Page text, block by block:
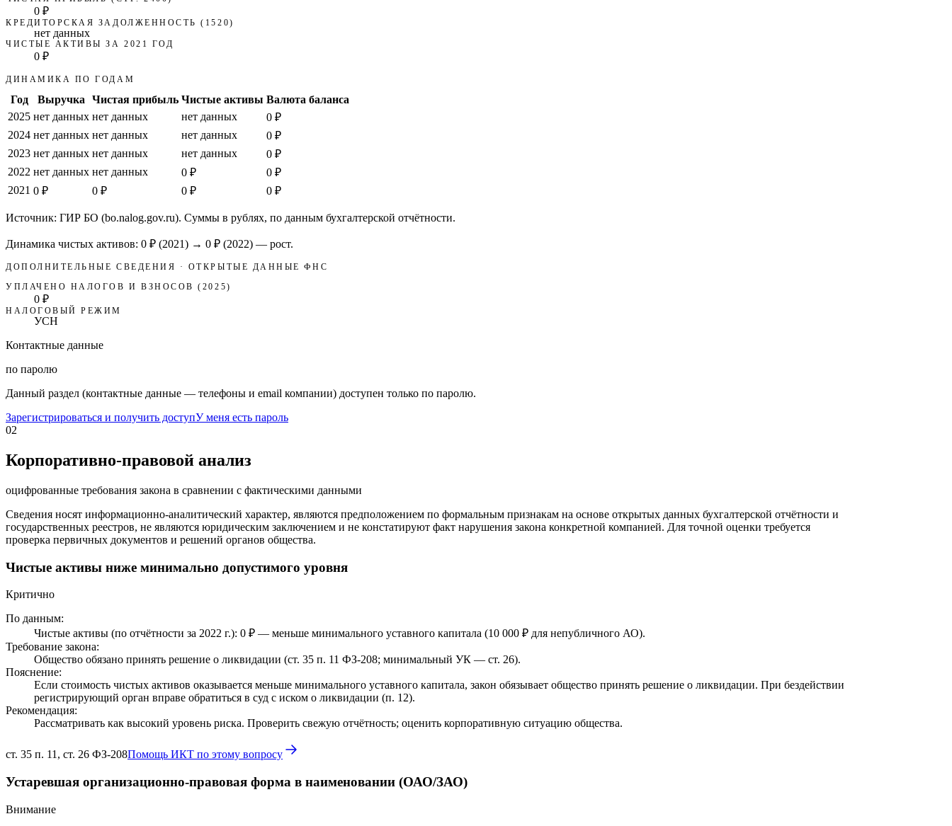
0 ₽
КРЕДИТОРСКАЯ ЗАДОЛЖЕННОСТЬ (1520)
нет данных
ЧИСТЫЕ АКТИВЫ ЗА 2021 ГОД
0 ₽
ДИНАМИКА ПО ГОДАМ
Год Выручка Чистая прибыль Чистые активы Валюта баланса
2025 нет данных нет данных нет данных
0 ₽
2024 нет данных нет данных нет данных
0 ₽
2023 нет данных нет данных нет данных
0 ₽
2022 нет данных нет данных 0 ₽
0 ₽
2021 0 ₽ 0 ₽ 0 ₽ 0 ₽
Источник: ГИР БО (bo.nalog.gov.ru). Суммы в рублях, по данным бухгалтерской отчётности.
Динамика чистых активов: 0 ₽ (2021) → 0 ₽ (2022) — рост.
ДОПОЛНИТЕЛЬНЫЕ СВЕДЕНИЯ · ОТКРЫТЫЕ ДАННЫЕ ФНС
УПЛАЧЕНО НАЛОГОВ И ВЗНОСОВ (2025)
0 ₽
НАЛОГОВЫЙ РЕЖИМ
УСН
Контактные данные
по паролю
Данный раздел (контактные данные — телефоны и email компании) доступен только по паролю.
Зарегистрироваться и получить доступУ меня есть пароль
02
Корпоративно-правовой анализ
оцифрованные требования закона в сравнении с фактическими данными
Сведения носят информационно-аналитический характер, являются предположением по формальным признакам на основе открытых данных бухгалтерской отчётности и
государственных реестров, не являются юридическим заключением и не констатируют факт нарушения закона конкретной компанией. Для точной оценки требуется
проверка первичных документов и решений органов общества.
Чистые активы ниже минимально допустимого уровня
Критично
По данным:
Чистые активы (по отчётности за 2022 г.): 0 ₽ — меньше минимального уставного капитала (10 000 ₽ для непубличного АО).
Требование закона:
Общество обязано принять решение о ликвидации (ст. 35 п. 11 ФЗ-208; минимальный УК — ст. 26).
Пояснение:
Если стоимость чистых активов оказывается меньше минимального уставного капитала, закон обязывает общество принять решение о ликвидации. При бездействии
регистрирующий орган вправе обратиться в суд с иском о ликвидации (п. 12).
Рекомендация:
Рассматривать как высокий уровень риска. Проверить свежую отчётность; оценить корпоративную ситуацию общества.
ст. 35 п. 11, ст. 26 ФЗ-208Помощь ИКТ по этому вопросу
Устаревшая организационно-правовая форма в наименовании (ОАО/ЗАО)
Внимание